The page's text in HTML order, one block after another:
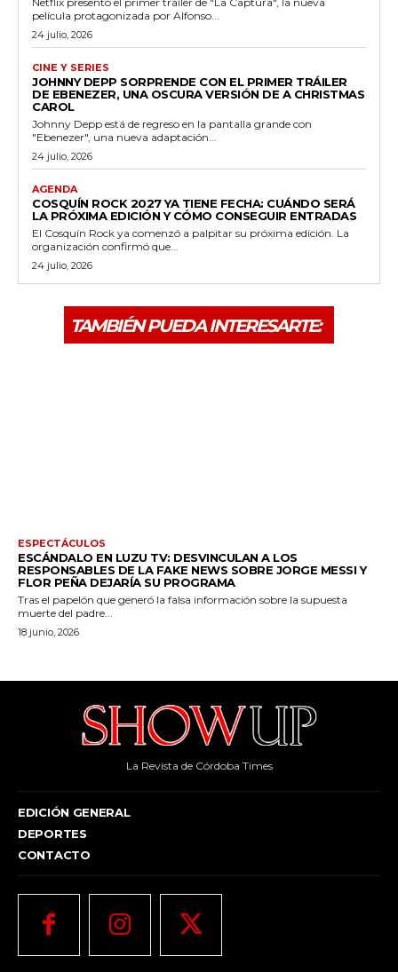
La Revista de Córdoba Times
EDICIÓN GENERAL
DEPORTES
CONTACTO